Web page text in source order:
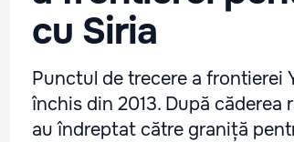
cu Siria
Punctul de trecere a frontierei
închis din 2013. După căderea
au îndreptat către graniță